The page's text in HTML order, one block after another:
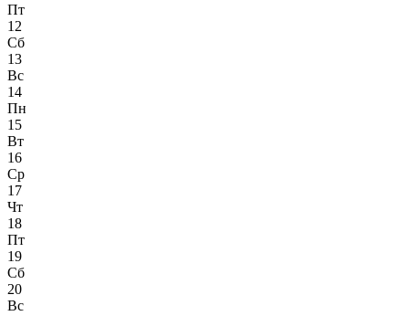
Пт
12
Сб
13
Вс
14
Пн
15
Вт
16
Ср
17
Чт
18
Пт
19
Сб
20
Вс